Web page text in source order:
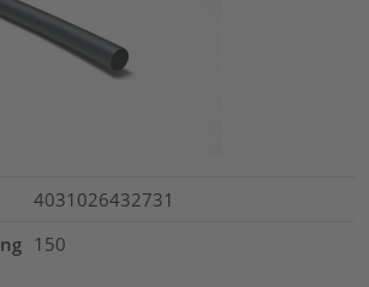
4031026432731
150